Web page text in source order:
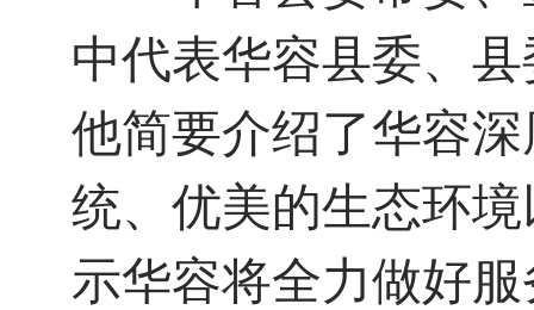
中代表华容县委、
他简要介绍了华容
统、优美的生态环
示华容将全力做好